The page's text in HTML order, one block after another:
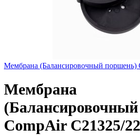
Мембрана (Балансировочный поршень)
Мембрана
CompAir C21325/